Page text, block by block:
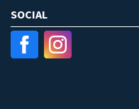
SOCIAL